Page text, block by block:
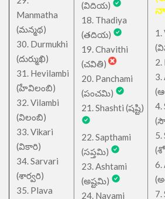
Manmatha
(మన్మథ)
30. Durmukhi
(దుర్ముఖి)
31. Hevilambi
(హేవిలంబి)
32. Vilambi
(విలంబి)
33. Vikari
(వికారి)
34. Sarvari
(శార్వరి)
35. Plava
(విదియ)
18. Thadiya
(తదియ)
19. Chavithi
(చవితి)
20. Panchami
(పంచమి)
21. Shashti (షష్టి)
22. Sapthami
(సప్తమి)
23. Ashtami
(అష్టమి)
24. Navami
1.
2.
3.
4.
5.
6.
7.